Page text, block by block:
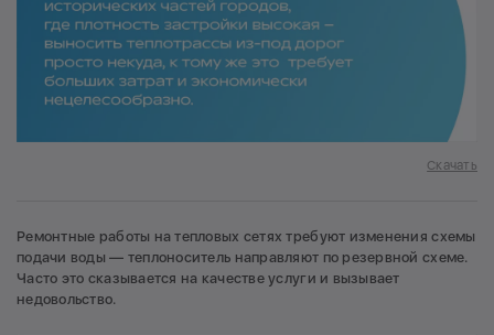
Скачать
Ремонтные работы на тепловых сетях требуют изменения схемы
подачи воды — теплоноситель направляют по резервной схеме.
Часто это сказывается на качестве услуги и вызывает
недовольство.